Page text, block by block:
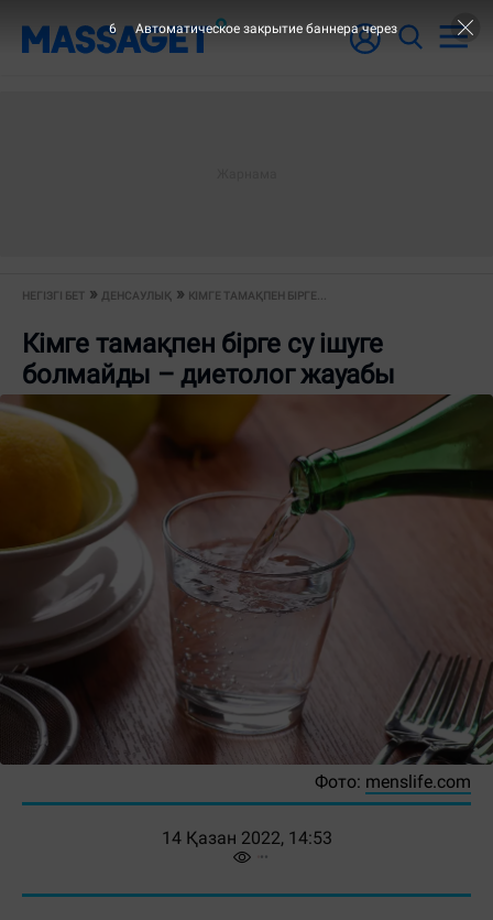
НЕГІЗГІ БЕТ ДЕНСАУЛЫҚ КІМГЕ ТАМАҚПЕН БІРГЕ...
Кімге тамақпен бірге су ішуге
болмайды – диетолог жауабы
Фото: menslife.com
14 Қазан 2022, 14:53
6 Автоматическое закрытие баннера через